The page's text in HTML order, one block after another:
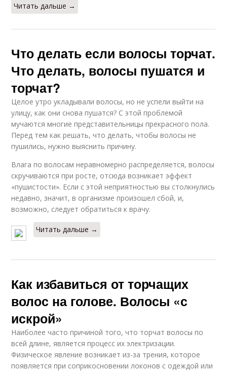
Читать дальше →
Что делать если волосы торчат.
Что делать, волосы пушатся и
торчат?
Целое утро укладывали волосы, но не успели выйти на
улицу, как они снова пушатся? С этой проблемой
мучаются многие представительницы прекрасного пола.
Перед тем как решать, что делать, чтобы волосы не
пушились, нужно выяснить причину.
Влага по волосам неравномерно распределяется, волосы
скручиваются при росте, отсюда возникает эффект
«пушистости». Если с этой неприятностью вы столкнулись
недавно, значит, в организме произошел сбой, и,
возможно, следует обратиться к врачу.
Читать дальше →
Как избавиться от торчащих
волос на голове. Волосы «с
искрой»
Наиболее часто причиной того, что торчат волосы по
всей длине, является процесс их электризации.
Физическое явление возникает из-за трения, которое
появляется при соприкосновении локонов с одеждой или